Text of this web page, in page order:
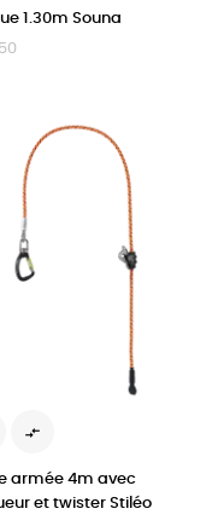
1.30m Souna

armée 4m avec
et twister Stiléo